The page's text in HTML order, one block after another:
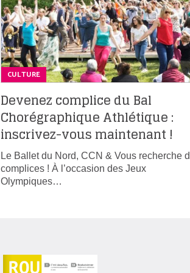
CULTURE
Devenez complice du Bal
Chorégraphique Athlétique :
inscrivez-vous maintenant !
Le Ballet du Nord, CCN & Vous recherche
complices ! À l’occasion des Jeux
Olympiques…